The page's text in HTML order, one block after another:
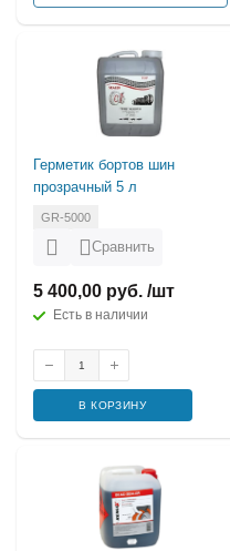
Герметик бортов шин
прозрачный 5 л
GR-5000
Сравнить
5 400,00 руб. /шт
Есть в наличии
В КОРЗИНУ